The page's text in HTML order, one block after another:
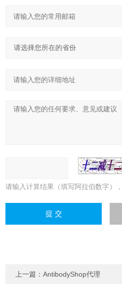
请输入计算结果（填写阿拉伯数字）
上一篇：AntibodyShop代理